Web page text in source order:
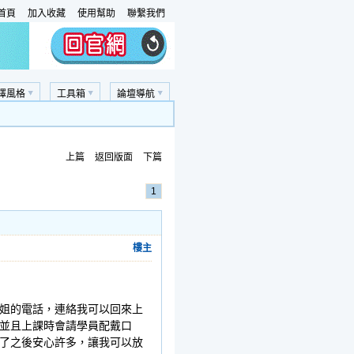
頁 加入收藏 使用幫助 聯繫我們
論壇導航
工具箱
風格
上篇 返回版面 下篇
1
樓主
的電話，連絡我可以回來上
且上課時會請學員配戴口
之後安心許多，讓我可以放